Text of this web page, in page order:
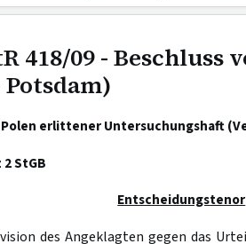
418/09 - Beschluss
Potsdam)
erlittener Untersuchungshaft
2 StGB
Entscheidungstenor
des Angeklagten gegen das